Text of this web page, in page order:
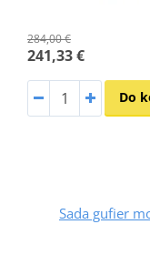
284,00 €
241,33 €
Do
Sada gufier